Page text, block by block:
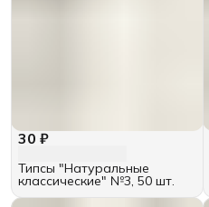
30 ₽
Типсы "Натуральные
классические" №3, 50 шт.